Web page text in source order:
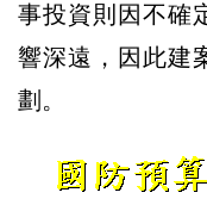
事投資則因不確
響深遠，因此建
劃。